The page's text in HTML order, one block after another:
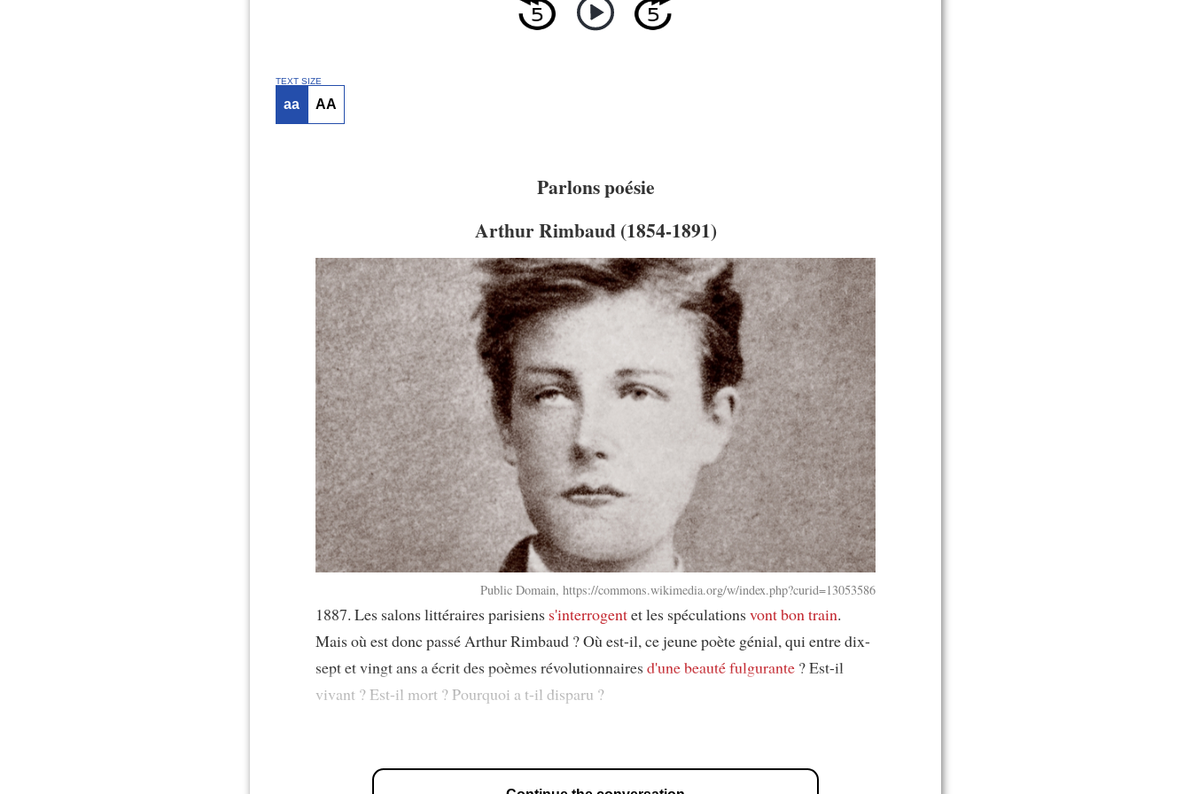
TEXT SIZE
aa AA
Parlons poésie
Arthur Rimbaud (1854-1891)
Public Domain, https://commons.wikimedia.org/w/index.php?curid=13053586
1887. Les salons littéraires parisiens s'interrogentet les spéculationsvont bon train.
Mais où est donc passé Arthur Rimbaud ? Où est-il, ce jeune poète génial, qui entre dix-
sept et vingt ans a écrit des poèmes révolutionnaires d'une beauté fulgurante ? Est-il
vivant ? Est-il mort ? Pourquoi a t-il disparu ?